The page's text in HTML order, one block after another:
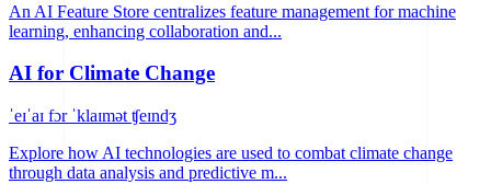
An AI Feature Store centralizes feature management for machine
learning, enhancing collaboration and...
AI for Climate Change
ˈeɪˈaɪ fɔr ˈklaɪmət ʧeɪndʒ
Explore how AI technologies are used to combat climate change
through data analysis and predictive m...